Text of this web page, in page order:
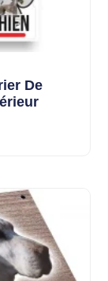
De